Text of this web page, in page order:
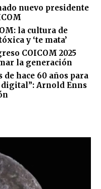
nuevo presidente
la cultura de
y ‘te mata’
COICOM 2025
la generación
de hace 60 años para
Arnold Enns